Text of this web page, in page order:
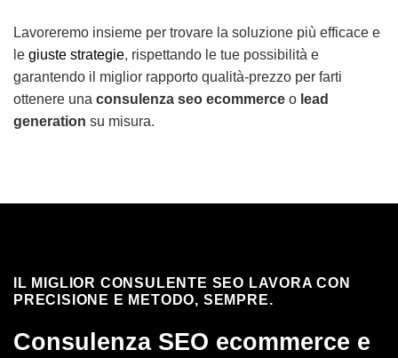
Lavoreremo insieme per trovare la soluzione più efficace e
le giuste strategie, rispettando le tue possibilità e
garantendo il miglior rapporto qualità-prezzo per farti
ottenere una consulenza seo ecommerce o lead
generation su misura.
IL MIGLIOR CONSULENTE SEO LAVORA CON
PRECISIONE E METODO, SEMPRE.
Consulenza SEO ecommerce e